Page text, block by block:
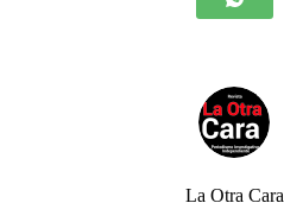
La Otra Cara